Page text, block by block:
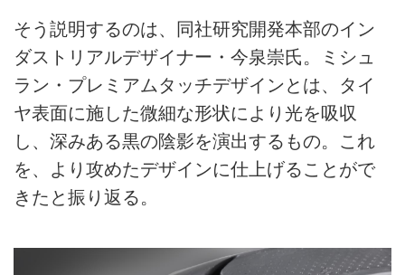
そう説明するのは、同社研究開発本部のイン
ダストリアルデザイナー・今泉崇氏。ミシュ
ラン・プレミアムタッチデザインとは、タイ
ヤ表面に施した微細な形状により光を吸収
し、深みある黒の陰影を演出するもの。これ
を、より攻めたデザインに仕上げることがで
きたと振り返る。